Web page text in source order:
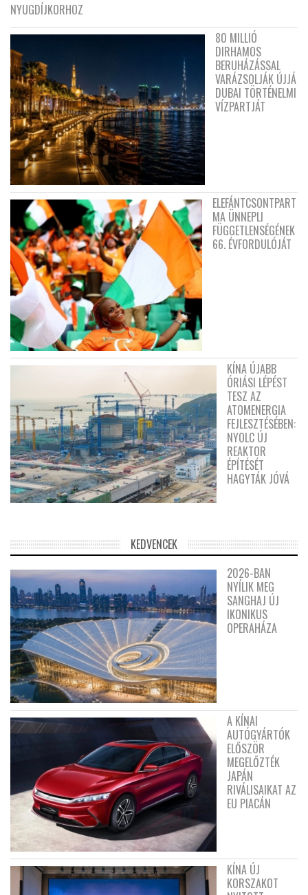
NYUGDÍJKORHOZ
80 MILLIÓ
DIRHAMOS
BERUHÁZÁSSAL
VARÁZSOLJÁK ÚJJÁ
DUBAI TÖRTÉNELMI
VÍZPARTJÁT
ELEFÁNTCSONTPART
MA ÜNNEPLI
FÜGGETLENSÉGÉNEK
66. ÉVFORDULÓJÁT
KÍNA ÚJABB
ÓRIÁSI LÉPÉST
TESZ AZ
ATOMENERGIA
FEJLESZTÉSÉBEN:
NYOLC ÚJ
REAKTOR
ÉPÍTÉSÉT
HAGYTÁK JÓVÁ
KEDVENCEK
2026-BAN
NYÍLIK MEG
SANGHAJ ÚJ
IKONIKUS
OPERAHÁZA
A KÍNAI
AUTÓGYÁRTÓK
ELŐSZÖR
MEGELŐZTÉK
JAPÁN
RIVÁLISAIKAT AZ
EU PIACÁN
KÍNA ÚJ
KORSZAKOT